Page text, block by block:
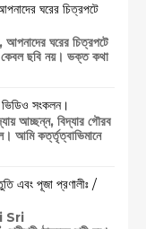
ঘরের চিত্রপটে
ঘরের চিত্রপটে
ছবি নয়। ভক্ত কথা
ভিডিও সংকলন।
আচ্ছন্ন, বিদ্যার গৌরব
আমি কর্ত্তৃত্বাভিমানে
এবং পূজা প্রণালীঃ /
Sri